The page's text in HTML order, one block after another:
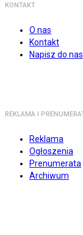
KONTAKT
O nas
Kontakt
Napisz do nas
REKLAMA I
Reklama
Ogłoszenia
Prenumerata
Archiwum